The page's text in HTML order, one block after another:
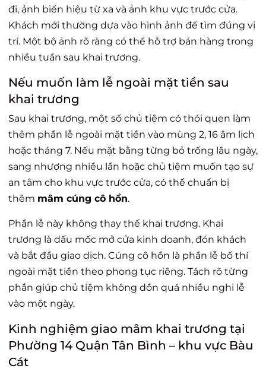
đi, ảnh biển hiệu từ xa và ảnh khu vực trước cửa.
Khách mới thường dựa vào hình ảnh để tìm đúng vị
trí. Một bộ ảnh rõ ràng có thể hỗ trợ bán hàng trong
nhiều tuần sau khai trương.
Nếu muốn làm lễ ngoài mặt tiền sau
khai trương
Sau khai trương, một số chủ tiệm có thói quen làm
thêm phần lễ ngoài mặt tiền vào mùng 2, 16 âm lịch
hoặc tháng 7. Nếu mặt bằng từng bỏ trống lâu ngày,
sang nhượng nhiều lần hoặc chủ tiệm muốn tạo sự
an tâm cho khu vực trước cửa, có thể chuẩn bị
thêm mâm cúng cô hồn.
Phần lễ này không thay thế khai trương. Khai
trương là dấu mốc mở cửa kinh doanh, đón khách
và bắt đầu giao dịch. Cúng cô hồn là phần lễ bố thí
ngoài mặt tiền theo phong tục riêng. Tách rõ từng
phần giúp chủ tiệm không dồn quá nhiều nghi lễ
vào một ngày.
Kinh nghiệm giao mâm khai trương tại
Phường 14 Quận Tân Bình – khu vực Bàu
Cát